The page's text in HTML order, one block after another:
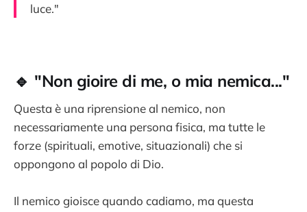
luce."
🔹 "Non gioire di me, o mia nemica..."
Questa è una riprensione al nemico, non
necessariamente una persona fisica, ma tutte le
forze (spirituali, emotive, situazionali) che si
oppongono al popolo di Dio.
Il nemico gioisce quando cadiamo, ma questa